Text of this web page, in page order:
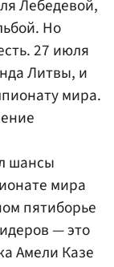
Лебедевой,
Но
27 июля
Литвы, и
мира.
шансы
мира
пятиборье
— это
Амели Казе